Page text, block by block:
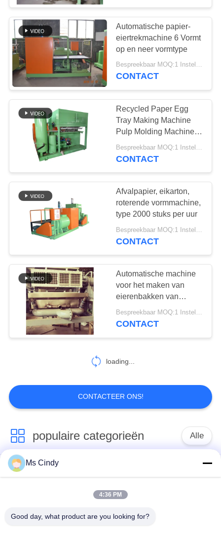
Automatische papier-
eiertrekmachine 6 Vormt
op en neer vormtype
Bespreekbaar MOQ:1 Instellen
CONTACT
Recycled Paper Egg
Tray Making Machine
Pulp Molding Machine
Energiebesparing
CONTACT
Afvalpapier, eikarton,
roterende vormmachine,
type 2000 stuks per uur
Bespreekbaar MOQ:1 Instellen
CONTACT
Automatische machine
voor het maken van
eierenbakken van
papierpulp met een
droger voor
Bespreekbaar MOQ:1 Instellen
CONTACT
loading...
CONTACTEER ONS!
populaire categorieën Alle
Document Ei Tray
Making Machine
eiertrays
Machine
machine maken
Ms Cindy
4:36 PM
Good day, what product are you looking for?